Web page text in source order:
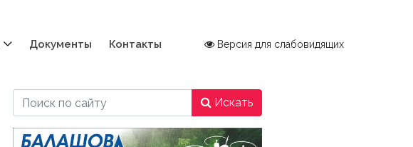
Документы Контакты Версия для слабовидящих
Искать